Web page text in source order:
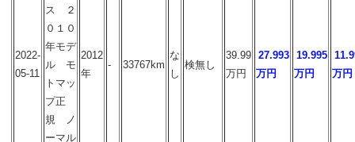
2022-
05-11
ス ２
０１０
年モデ
ル モ
トマッ
プ正
規 ノ
ーマル
2012
年
- 33767km
な
し
検無し
39.99
万円
27.993
万円
19.995
万円
万円